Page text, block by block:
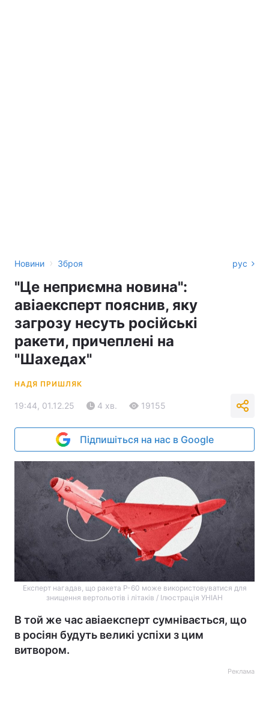
Новини › Зброя рус
"Це неприємна новина":
авіаексперт пояснив, яку
загрозу несуть російські
ракети, причеплені на
"Шахедах"
НАДЯ ПРИШЛЯК
19:44, 01.12.25 4 хв. 19155
Підпишіться на нас в Google
Експерт нагадав, що ракета Р-60 може використовуватися для
знищення вертольотів і літаків / Ілюстрація УНІАН
В той же час авіаексперт сумнівається, що
в росіян будуть великі успіхи з цим
витвором.
Реклама